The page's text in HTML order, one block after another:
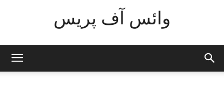
وائس آف پریس